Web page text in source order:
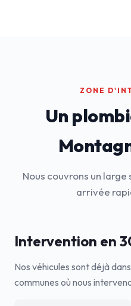
ZONE
Un
Nous couvrons un
arrivée
Intervention en
Nos véhicules sont déjà
communes où nous